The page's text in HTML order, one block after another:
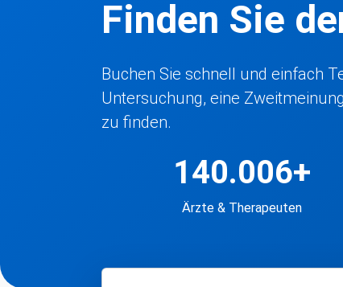
Finden Sie
Buchen Sie schnell und einfach
Untersuchung, eine
zu finden.
140.006+
Ärzte & Therapeuten